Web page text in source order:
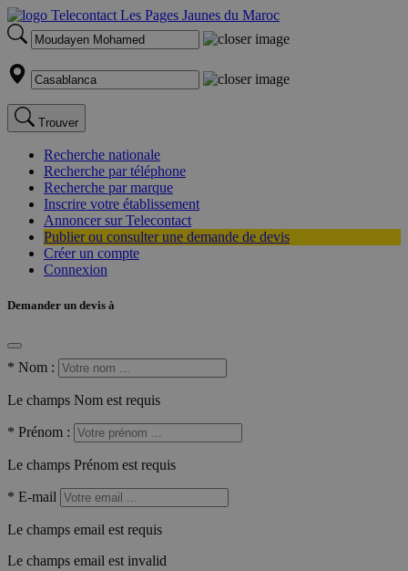
Trouver
Recherche nationale
Recherche par téléphone
Recherche par marque
Inscrire votre établissement
Annoncer sur Telecontact
Publier ou consulter une demande de devis
Créer un compte
Connexion
Demander un devis à
* Nom :
Le champs Nom est requis
* Prénom :
Le champs Prénom est requis
* E-mail
Le champs email est requis
Le champs email est invalid